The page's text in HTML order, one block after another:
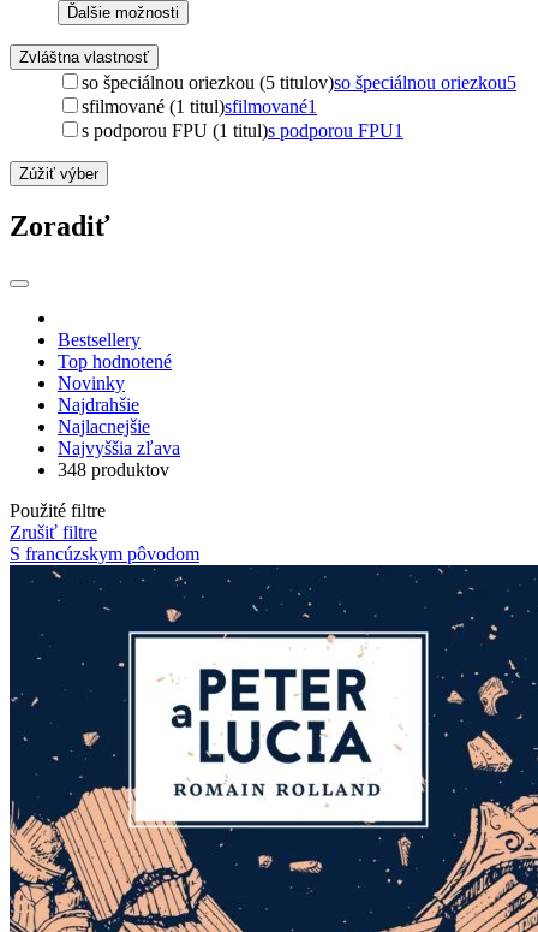
Ďalšie možnosti
Zvláštna vlastnosť
so špeciálnou oriezkou (5 titulov)so špeciálnou oriezkou5
sfilmované (1 titul)sfilmované1
s podporou FPU (1 titul)s podporou FPU1
Zúžiť výber
Zoradiť
Bestsellery
Top hodnotené
Novinky
Najdrahšie
Najlacnejšie
Najvyššia zľava
348 produktov
Použité filtre
Zrušiť filtre
S francúzskym pôvodom